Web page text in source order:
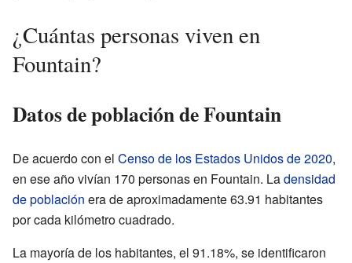
¿Cuántas personas viven en
Fountain?
Datos de población de Fountain
De acuerdo con el Censo de los Estados Unidos de 2020,
en ese año vivían 170 personas en Fountain. Ladensidad
de población era de aproximadamente 63.91 habitantes
por cada kilómetro cuadrado.
La mayoría de los habitantes, el 91.18%, se identificaron